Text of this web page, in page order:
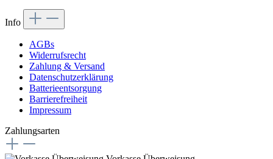
Info
AGBs
Widerrufsrecht
Zahlung & Versand
Datenschutzerklärung
Batterieentsorgung
Barrierefreiheit
Impressum
Zahlungsarten